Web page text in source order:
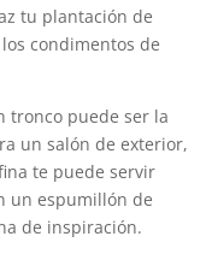
tu plantación de
condimentos de
tronco puede ser la
un salón de exterior,
te puede servir
un espumillón de
de inspiración.